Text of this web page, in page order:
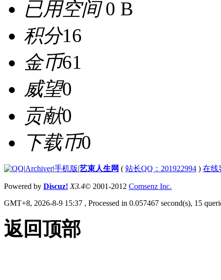
已用空间0 B
积分16
金币61
威望0
贡献0
下载币0
|Archiver|手机版|艺束人生网 ( 站长QQ：201922994 ) 在线
Powered by Discuz! X3.4© 2001-2012 Comsenz Inc.
GMT+8, 2026-8-9 15:37 , Processed in 0.057467 second(s), 15
返回顶部